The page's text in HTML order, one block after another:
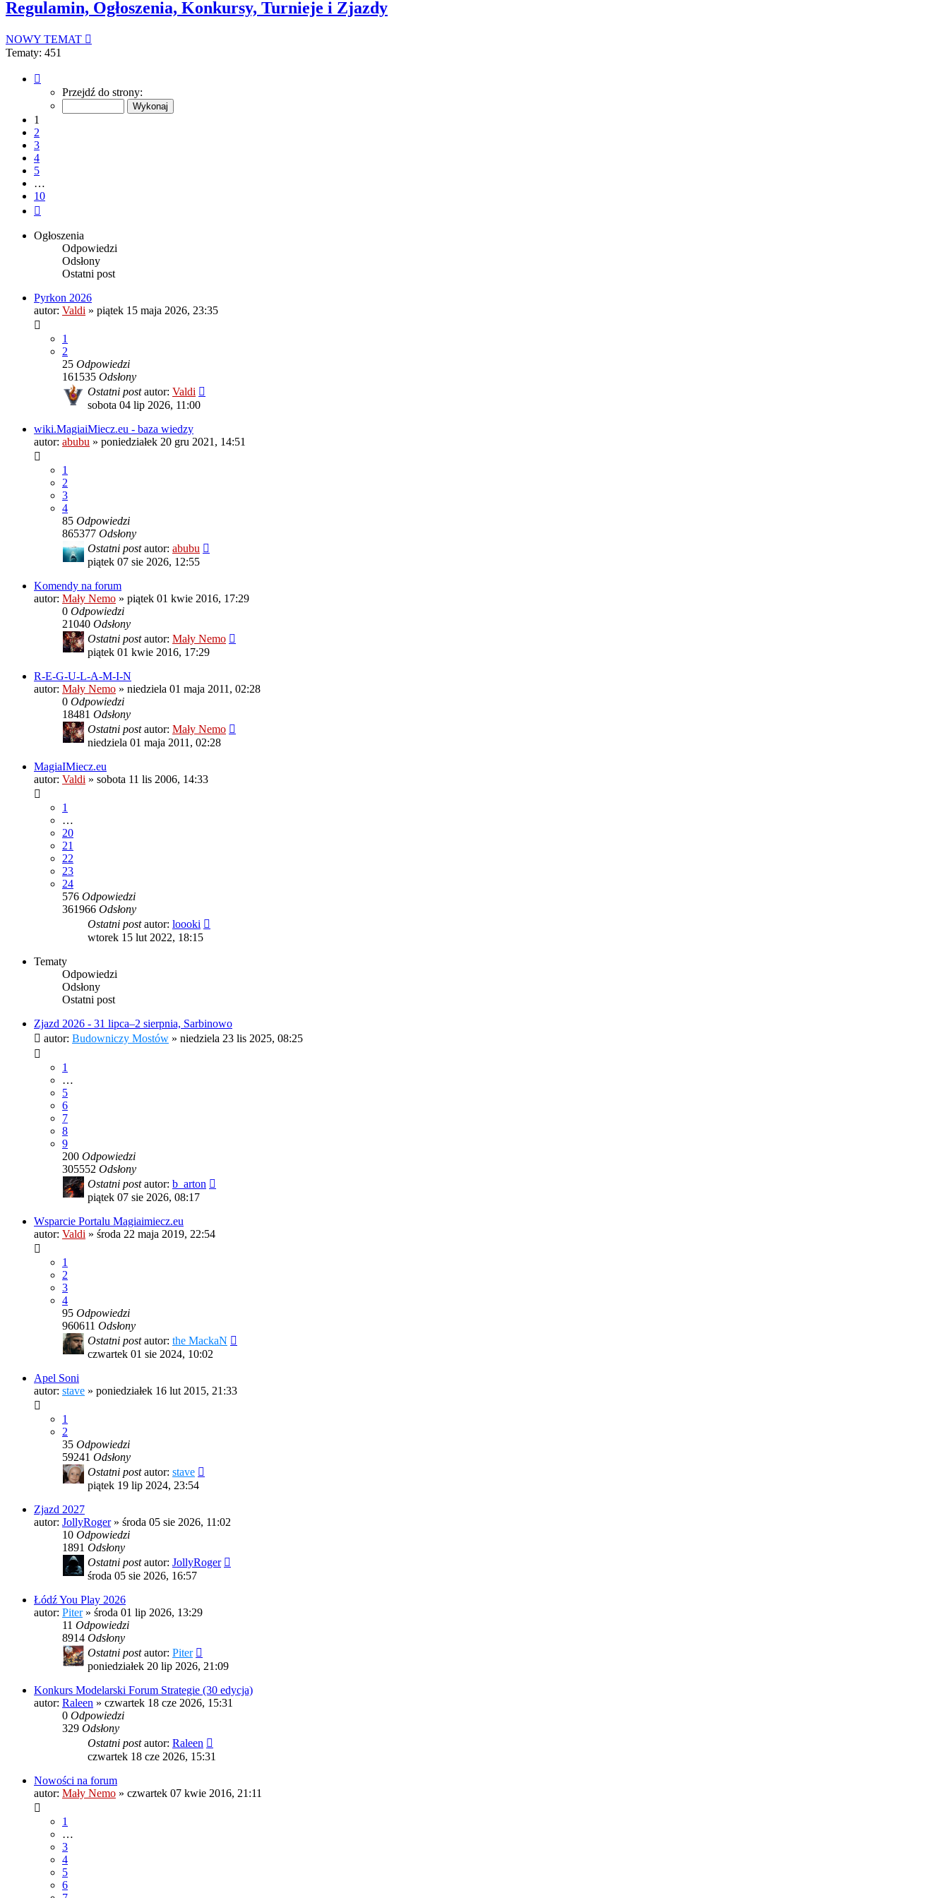
Regulamin, Ogłoszenia, Konkursy, Turnieje i Zjazdy
NOWY TEMAT
Tematy: 451
Przejdź do strony:
1
2
3
4
5
…
10
Ogłoszenia
Odpowiedzi
Odsłony
Ostatni post
Pyrkon 2026
autor: Valdi » piątek 15 maja 2026, 23:35
1
2
25 Odpowiedzi
161535 Odsłony
Ostatni postautor: Valdi
sobota 04 lip 2026, 11:00
wiki.MagiaiMiecz.eu - baza wiedzy
autor: abubu » poniedziałek 20 gru 2021, 14:51
1
2
3
4
85 Odpowiedzi
865377 Odsłony
Ostatni postautor: abubu
piątek 07 sie 2026, 12:55
Komendy na forum
autor: Mały Nemo » piątek 01 kwie 2016, 17:29
0 Odpowiedzi
21040 Odsłony
Ostatni postautor: Mały Nemo
piątek 01 kwie 2016, 17:29
R-E-G-U-L-A-M-I-N
autor: Mały Nemo » niedziela 01 maja 2011, 02:28
0 Odpowiedzi
18481 Odsłony
Ostatni postautor: Mały Nemo
niedziela 01 maja 2011, 02:28
MagiaIMiecz.eu
autor: Valdi » sobota 11 lis 2006, 14:33
1
…
20
21
22
23
24
576 Odpowiedzi
361966 Odsłony
Ostatni postautor: loooki
wtorek 15 lut 2022, 18:15
Tematy
Odpowiedzi
Odsłony
Ostatni post
Zjazd 2026 - 31 lipca–2 sierpnia, Sarbinowo
autor: Budowniczy Mostów » niedziela 23 lis 2025, 08:25
1
…
5
6
7
8
9
200 Odpowiedzi
305552 Odsłony
Ostatni postautor: b_arton
piątek 07 sie 2026, 08:17
Wsparcie Portalu Magiaimiecz.eu
autor: Valdi » środa 22 maja 2019, 22:54
1
2
3
4
95 Odpowiedzi
960611 Odsłony
Ostatni postautor: the MackaN
czwartek 01 sie 2024, 10:02
Apel Soni
autor: stave » poniedziałek 16 lut 2015, 21:33
1
2
35 Odpowiedzi
59241 Odsłony
Ostatni postautor: stave
piątek 19 lip 2024, 23:54
Zjazd 2027
autor: JollyRoger» środa 05 sie 2026, 11:02
10 Odpowiedzi
1891 Odsłony
Ostatni postautor: JollyRoger
środa 05 sie 2026, 16:57
Łódź You Play 2026
autor: Piter» środa 01 lip 2026, 13:29
11 Odpowiedzi
8914 Odsłony
Ostatni postautor: Piter
poniedziałek 20 lip 2026, 21:09
Konkurs Modelarski Forum Strategie (30 edycja)
autor: Raleen » czwartek 18 cze 2026, 15:31
0 Odpowiedzi
329 Odsłony
Ostatni postautor: Raleen
czwartek 18 cze 2026, 15:31
Nowości na forum
autor: Mały Nemo » czwartek 07 kwie 2016, 21:11
1
…
3
4
5
6